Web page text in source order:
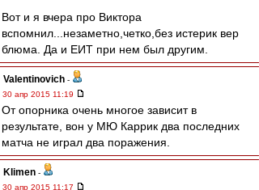
Вот и я вчера про Виктора
вспомнил...незаметно,четко,без истерик вер
блюма. Да и ЕИТ при нем был другим.
Valentinovich -
30 апр 2015 11:19
От опорника очень многое зависит в
результате, вон у МЮ Каррик два последних
матча не играл два поражения.
Klimen -
30 апр 2015 11:17